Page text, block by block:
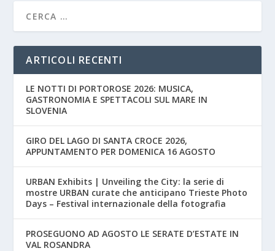
ARTICOLI RECENTI
LE NOTTI DI PORTOROSE 2026: MUSICA,
GASTRONOMIA E SPETTACOLI SUL MARE IN
SLOVENIA
GIRO DEL LAGO DI SANTA CROCE 2026,
APPUNTAMENTO PER DOMENICA 16 AGOSTO
URBAN Exhibits | Unveiling the City: la serie di
mostre URBAN curate che anticipano Trieste Photo
Days – Festival internazionale della fotografia
PROSEGUONO AD AGOSTO LE SERATE D’ESTATE IN
VAL ROSANDRA